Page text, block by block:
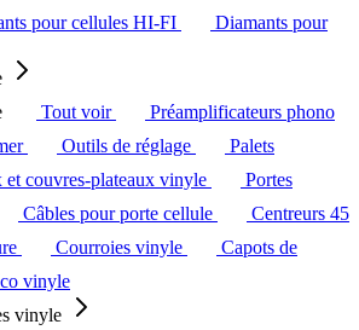
pour cellules HI-FI
Diamants pour
Tout voir
Préamplificateurs phono
Outils de réglage
Palets
et couvres-plateaux vinyle
Portes
Câbles pour porte cellule
Centreurs 45
Courroies vinyle
Capots de
vinyle
vinyle